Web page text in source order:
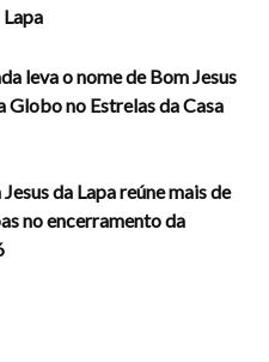
Lapa
leva o nome de Bom Jesus
Globo no Estrelas da Casa
da Lapa reúne mais de
no encerramento da